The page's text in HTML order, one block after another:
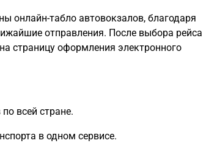
онлайн-табло автовокзалов, благодаря
отправления. После выбора рейса
страницу оформления электронного
всей стране.
в одном сервисе.